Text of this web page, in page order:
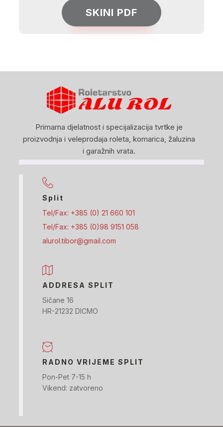
SKINI PDF
Primarna djelatnost i specijalizacija tvrtke je
proizvodnja i veleprodaja roleta, komarica, žaluzina
i garažnih vrata.
Split
Tel/Fax: +385 (0) 21 660 101
Tel/Fax: +385 (0)98 9151 058
alurol.tibor@gmail.com
ADDRESA SPLIT
Sičane 16
HR-21232 DICMO
RADNO VRIJEME SPLIT
Pon-Pet 7-15 h
Vikend: zatvoreno